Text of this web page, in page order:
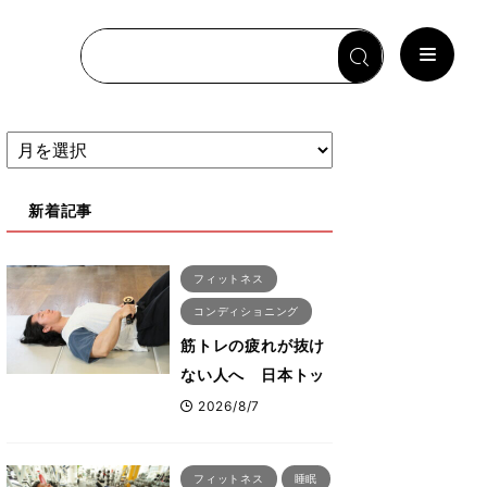
新着記事
フィットネス
コンディショニング
筋トレの疲れが抜け
ない人へ 日本トッ
プボディビルダー・
る「回復習慣」
2026/8/7
フィットネス 睡眠